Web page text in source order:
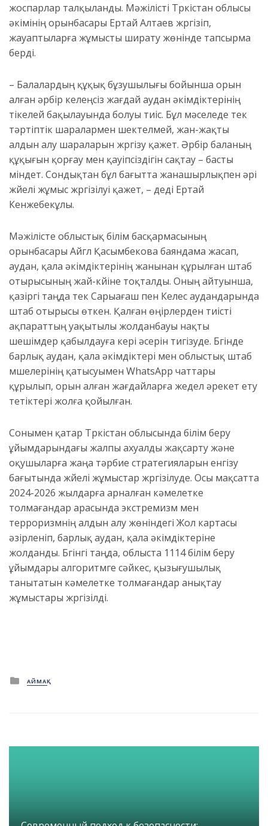
жоспарлар талқыланды. Мәжілісті Түркістан облысы
әкімінің орынбасары Ертай Алтаев жүргізіп,
жауаптыларға жұмысты ширату жөнінде тапсырма
берді.
– Балалардың құқық бұзушылығы бойынша орын
алған әрбір келеңсіз жағдай аудан әкімдіктерінің
тікелей бақылауында болуы тиіс. Бұл мәселеде тек
тәртіптік шаралармен шектелмей, жан-жақты
алдын алу шараларын жүргізу қажет. Әрбір баланың
құқығын қорғау мен қауіпсіздігін сақтау – басты
міндет. Сондықтан бұл бағытта жанашырлықпен әрі
жүйелі жұмыс жүргізілуі қажет, – деді Ертай
Кенжебекұлы.
Мәжілісте облыстық білім басқармасының
орынбасары Айгүл Қасымбекова баяндама жасап,
аудан, қала әкімдіктерінің жанынан құрылған штаб
отырысының жай-күйіне тоқталды. Оның айтуынша,
қазіргі таңда тек Сарыағаш пен Келес аудандарында
штаб отырысы өткен. Қалған өңірлерден тиісті
ақпараттың уақытылы жолданбауы нақты
шешімдер қабылдауға кері әсерін тигізуде. Бүгінде
барлық аудан, қала әкімдіктері мен облыстық штаб
мүшелерінің қатысуымен WhatsApp чаттары
құрылып, орын алған жағдайларға жедел әрекет ету
тетіктері жолға қойылған.
Сонымен қатар Түркістан облысында білім беру
ұйымдарындағы жалпы ахуалды жақсарту және
оқушыларға жаңа тәрбие стратегияларын енгізу
бағытында жүйелі жұмыстар жүргізілуде. Осы мақсатта
2024-2026 жылдарға арналған кәмелетке
толмағандар арасында экстремизм мен
терроризмнің алдын алу жөніндегі Жол картасы
әзірленіп, барлық аудан, қала әкімдіктеріне
жолданды. Бүгінгі таңда, облыста 1114 білім беру
ұйымдары алгоритмге сәйкес, қызығушылық
танытатын кәмелетке толмағандар анықтау
жұмыстары жүргізілді.
Posted
in
АЙМАҚ